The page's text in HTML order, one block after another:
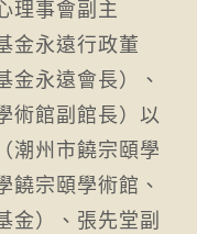
理事會副主
金永遠行政董
金永遠會長）、
術館副館長）以
潮州市饒宗頤學
饒宗頤學術館、
金）、張先堂副